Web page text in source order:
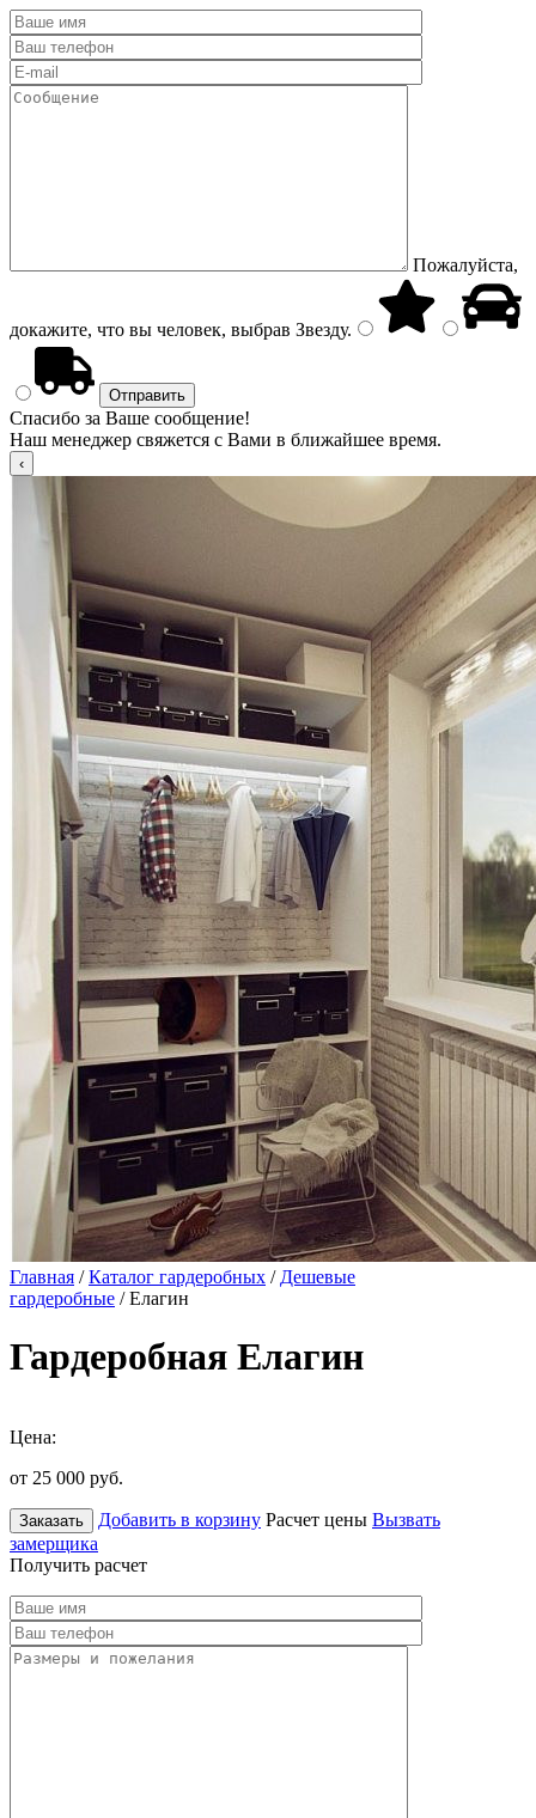
Пожалуйста,
докажите, что вы человек, выбрав Звезду.
Спасибо за Ваше сообщение!
Наш менеджер свяжется с Вами в ближайшее время.
Главная /Каталог гардеробных / Дешевые
гардеробные / Елагин
Гардеробная Елагин
Цена:
от 25 000 руб.
Заказать Добавить в корзину Расчет цены Вызвать
замерщика
Получить расчет